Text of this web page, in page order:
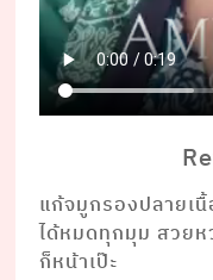
แก้จมูกรองปลายเ
ได้หมดทุกมุม สวยห
ก็หน้าเป๊ะ